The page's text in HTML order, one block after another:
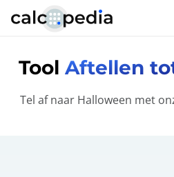
Tool Aftellen
Tel af naar Halloween met